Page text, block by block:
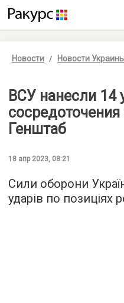
Новости Новости
ВСУ нанесли 14
Генштаб
18 апр 2023, 08:21
Сили оборони
ударів по позиціях